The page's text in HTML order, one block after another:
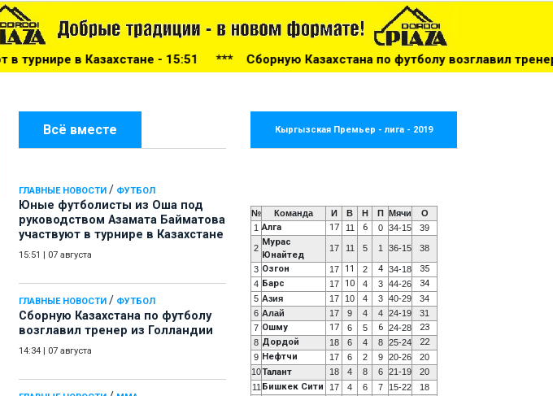
- 15:51 ***Сборную Казахстана по футболу возглавил тренер из Голландии - 14:34
Всё вместе
ГЛАВНЫЕ НОВОСТИ / ФУТБОЛ
Юные футболисты из Оша под
руководством Азамата Байматова
участвуют в турнире в Казахстане
15:51 07 августа
ГЛАВНЫЕ НОВОСТИ / ФУТБОЛ
Сборную Казахстана по футболу
возглавил тренер из Голландии
14:34 07 августа
Кыргызская Премьер - лига - 2019
№ Команда И В Н П Мячи
О
1 Алга 17 11 6 0 34-15 39
2
Мурас
Юнайтед
17 11 5 1 36-15 38
3 Озгон 17 11 2 4 34-18 35
4 Барс 17 10 4 3 44-26 34
5 Азия 17 10 4 3 40-29
34
6 Алай 17 9 4 4 24-19
31
7 Ошму 17 6 5 6 24-28 23
8 Дордой 18 6 4 8 25-24 22
9 Нефтчи 17 6 2 9 20-26
20
10Талант 18 4 8 6 21-19
20
11 Бишкек Сити 17 4 6 7 15-22
18